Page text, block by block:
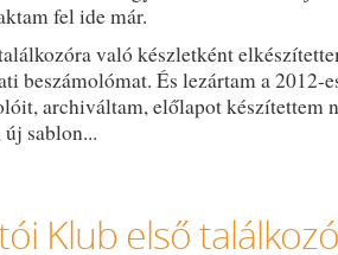
fel ide már.
való készletként
beszámolómat. És lezártam a 2012-
archiváltam, előlapot készítettem
sablon...
Klub első